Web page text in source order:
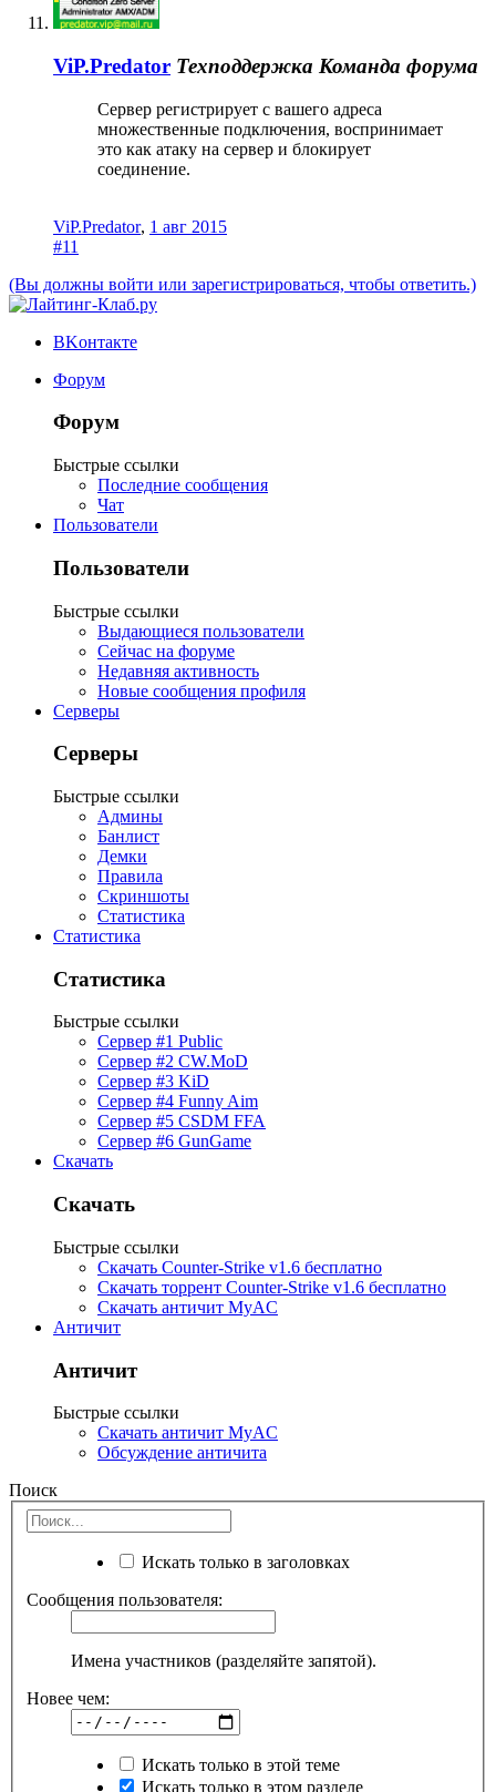
ViP.Predator Техподдержка Команда форума
Сервер регистрирует с вашего адреса
множественные подключения, воспринимает
это как атаку на сервер и блокирует
соединение.
ViP.Predator, 1 авг 2015
#11
(Вы должны войти или зарегистрироваться, чтобы ответить.)
ВKонтакте
Форум
Форум
Быстрые ссылки
Последние сообщения
Чат
Пользователи
Пользователи
Быстрые ссылки
Выдающиеся пользователи
Сейчас на форуме
Недавняя активность
Новые сообщения профиля
Серверы
Серверы
Быстрые ссылки
Админы
Банлист
Демки
Правила
Скриншоты
Статистика
Статистика
Статистика
Быстрые ссылки
Сервер #1 Public
Сервер #2 CW.MoD
Сервер #3 KiD
Сервер #4 Funny Aim
Сервер #5 CSDM FFA
Сервер #6 GunGame
Скачать
Скачать
Быстрые ссылки
Скачать Counter-Strike v1.6 бесплатно
Скачать торрент Counter-Strike v1.6 бесплатно
Скачать античит MyAC
Античит
Античит
Быстрые ссылки
Скачать античит MyAC
Обсуждение античита
Поиск
Искать только в заголовках
Сообщения пользователя:
Имена участников (разделяйте запятой).
Новее чем:
Искать только в этой теме
Искать только в этом разделе